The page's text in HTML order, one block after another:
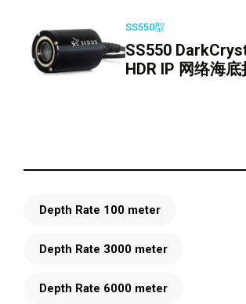
SS550型
SS550
HDR IP 网络海
Depth Rate 100 meter
Depth Rate 3000 meter
Depth Rate 6000 meter